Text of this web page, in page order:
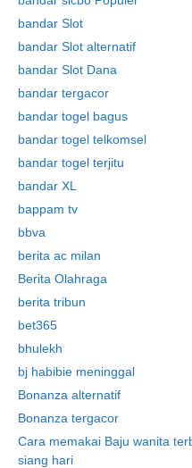
bandar Slot
bandar Slot alternatif
bandar Slot Dana
bandar tergacor
bandar togel bagus
bandar togel telkomsel
bandar togel terjitu
bandar XL
bappam tv
bbva
berita ac milan
Berita Olahraga
berita tribun
bet365
bhulekh
bj habibie meninggal
Bonanza alternatif
Bonanza tergacor
Cara memakai Baju wanita
siang hari